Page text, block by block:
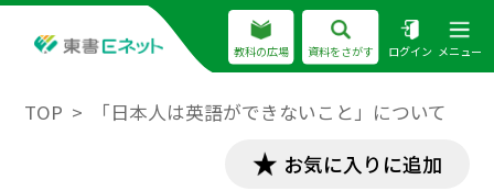
教科の広場 資料をさがす ログイン メニュー
TOP 「日本人は英語ができないこと」について
お気に入りに追加